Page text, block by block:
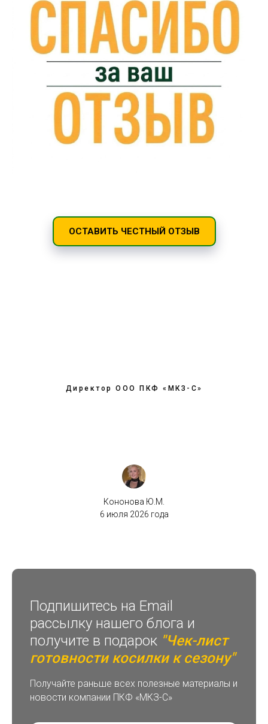
ОСТАВИТЬ ЧЕСТНЫЙ ОТЗЫВ
Директор ООО ПКФ «МКЗ-С»
Кононова Ю.М.
6 июля 2026 года
Подпишитесь на Email
рассылку нашего блога и
получите в подарок "Чек-лист
готовности косилки к сезону"
Получайте раньше всех полезные материалы и
новости компании ПКФ «МКЗ-С»